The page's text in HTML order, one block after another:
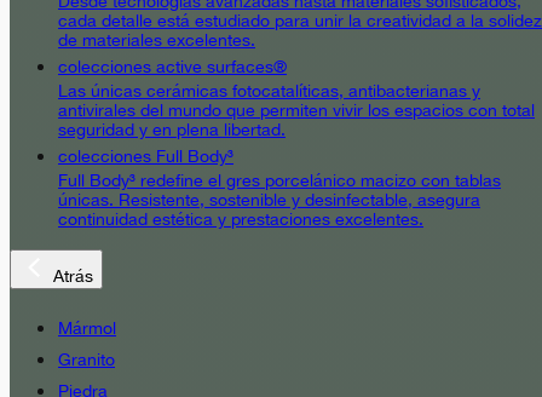
cada detalle está estudiado para unir la creatividad a la solidez
de materiales excelentes.
colecciones active surfaces®
Las únicas cerámicas fotocatalíticas, antibacterianas y
antivirales del mundo que permiten vivir los espacios con total
seguridad y en plena libertad.
colecciones Full Body³
Full Body³ redefine el gres porcelánico macizo con tablas
únicas. Resistente, sostenible y desinfectable, asegura
continuidad estética y prestaciones excelentes.
Atrás
Mármol
Granito
Piedra